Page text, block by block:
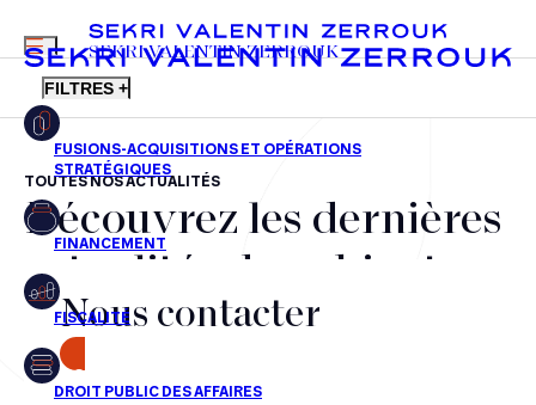
FR EN
MENU
SEKRI VALENTIN ZERROUK
FILTRES +
Fusions-acquisitions et opérations stratégiques
Financement
Fiscalité
Droit public des affaires
TOUTES NOS ACTUALITÉS
Découvrez les dernières
actualités du cabinet,
nos récompenses et nos
transactions, jour après
Nous contacter